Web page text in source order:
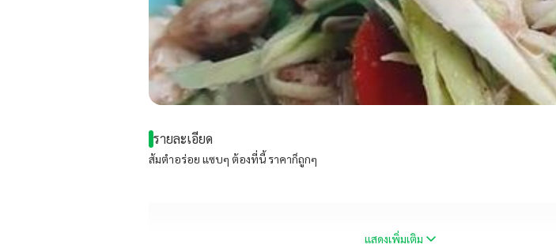
รายละเอียด
ส้มตำอร่อย แซบๆ ต้องที่นี้ ราคาก็ถูกๆ
แสดงเพิ่มเติม